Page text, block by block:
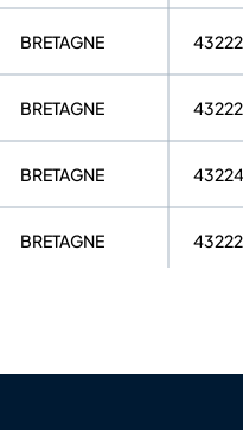
BRETAGNE
BRETAGNE
BRETAGNE
BRETAGNE
BRETAGNE